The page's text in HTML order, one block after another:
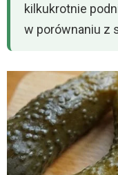
kilkukrotnie
w porównaniu z